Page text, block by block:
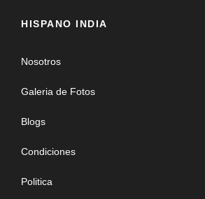
HISPANO INDIA
Nosotros
Galeria de Fotos
Blogs
Condiciones
Politica